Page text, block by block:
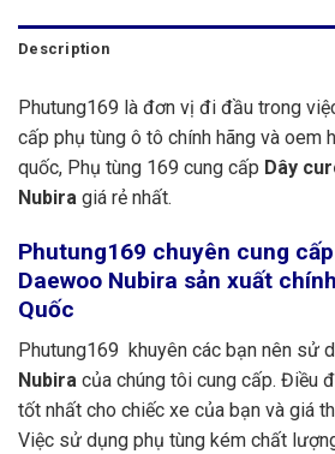
Description
Phutung169 là đơn vị đi đầu trong
cấp phụ tùng ô tô chính hãng và oem
quốc, Phụ tùng 169 cung cấp Dây
Nubira giá rẻ nhất.
Phutung169 chuyên cung
Daewoo Nubira sản xuất
Quốc
Phutung169 khuyên các bạn nên sử
Nubira của chúng tôi cung cấp. Điều
tốt nhất cho chiếc xe của bạn và giá
Việc sử dụng phụ tùng kém chất